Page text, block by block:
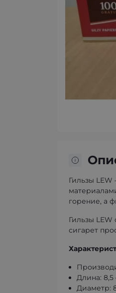
Гильзы
горение, а
Гильзы
сигарет
Длина: 8,5
Диаметр: